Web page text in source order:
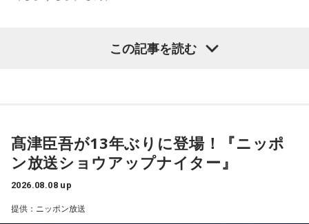
番組Webサイト： https://jfn-pods.com/program/27400
音声コンテンツプラットフォーム「JFN Pods」ではスペシャ
ル音声も配信中！
ふと見ると、あなたは無我夢中で、あるものを握りしめてい
ました。
それは何でしたか？次の中から近いものを1つ選んでくださ
1． 鳩のぬいぐるみ
この記事を読む
髙津臣吾が13年ぶりに登場！『ニッポ
ン放送ショウアップナイター』
2026.08.08 up
提供：ニッポン放送